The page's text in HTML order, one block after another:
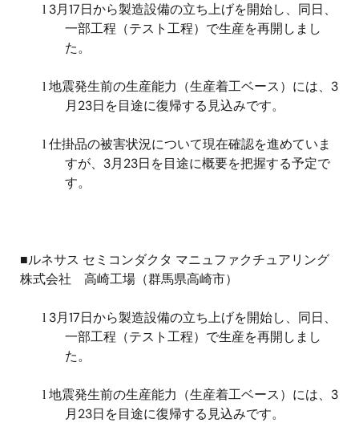
l 3月17日から製造設備の立ち上げを開始し、同日、
一部工程（テスト工程）で生産を再開しまし
た。
l 地震発生前の生産能力（生産着工ベース）には、 3
月23日を目途に復帰する見込みです。
l 仕掛品の被害状況について現在確認を進めていま
すが、 3月23日を目途に概要を把握する予定で
す。
■ルネサス セミコンダクタ マニュファクチュアリング
株式会社 高崎工場（群馬県高崎市）
l 3月17日から製造設備の立ち上げを開始し、同日、
一部工程（テスト工程）で生産を再開しまし
た。
l 地震発生前の生産能力（生産着工ベース）には、 3
月23日を目途に復帰する見込みです。